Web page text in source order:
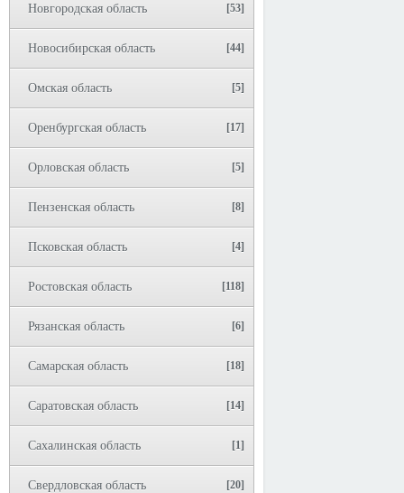
Новгородская область [53]
Новосибирская область [44]
Омская область [5]
Оренбургская область [17]
Орловская область [5]
Пензенская область [8]
Псковская область [4]
Ростовская область [118]
Рязанская область [6]
Самарская область [18]
Саратовская область [14]
Сахалинская область [1]
Свердловская область [20]